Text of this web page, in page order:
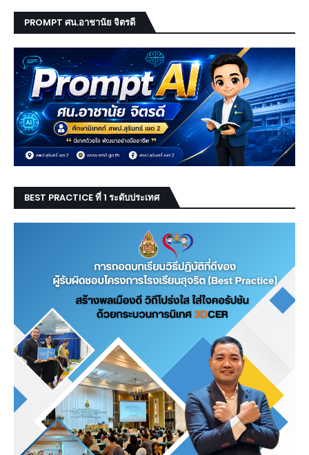
PROMPT ศน.อาชานัย จิตรดี
BEST PRACTICE ที่ 1 ระดับประเทศ